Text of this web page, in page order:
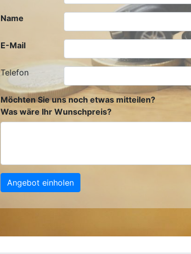
Name
E-Mail
Telefon
Möchten Sie uns noch etwas mitteilen?
Was wäre Ihr Wunschpreis?
Angebot einholen